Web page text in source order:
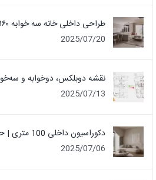
طراحی داخلی خانه سه خوابه ۱۶۰ متری + پلان ساختمان
2025/07/20
نقشه دوبلکس، دوخوابه و
2025/07/13
دکوراسیون داخلی 100 متری | حس آرامش با خطوط نرم
2025/07/06